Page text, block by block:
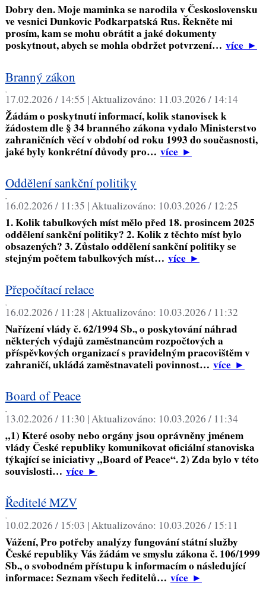
Dobry den. Moje maminka se narodila v Československu
ve vesnici Dunkovic Podkarpatská Rus. Řekněte mi
prosím, kam se mohu obrátit a jaké dokumenty
poskytnout, abych se mohla obdržet potvrzení… více►
Branný zákon
,
17.02.2026 / 14:55 |Aktualizováno: 11.03.2026 / 14:14
Žádám o poskytnutí informací, kolik stanovisek k
žádostem dle § 34 branného zákona vydalo Ministerstvo
zahraničních věcí v období od roku 1993 do současnosti,
jaké byly konkrétní důvody pro… více►
Oddělení sankční politiky
,
16.02.2026 / 11:35 |Aktualizováno: 10.03.2026 / 12:25
1. Kolik tabulkových míst mělo před 18. prosincem 2025
oddělení sankční politiky? 2. Kolik z těchto míst bylo
obsazených? 3. Zůstalo oddělení sankční politiky se
stejným počtem tabulkových míst… více►
Přepočítací relace
,
16.02.2026 / 11:28 |Aktualizováno: 10.03.2026 / 11:32
Nařízení vlády č. 62/1994 Sb., o poskytování náhrad
některých výdajů zaměstnancům rozpočtových a
příspěvkových organizací s pravidelným pracovištěm v
zahraničí, ukládá zaměstnavateli povinnost… více►
Board of Peace
,
13.02.2026 / 11:30 |Aktualizováno: 10.03.2026 / 11:34
„1) Které osoby nebo orgány jsou oprávněny jménem
vlády České republiky komunikovat oficiální stanoviska
týkající se iniciativy „Board of Peace“. 2) Zda bylo v této
souvislosti… více►
Ředitelé MZV
,
10.02.2026 / 15:03 |Aktualizováno: 10.03.2026 / 15:11
Vážení, Pro potřeby analýzy fungování státní služby
České republiky Vás žádám ve smyslu zákona č. 106/1999
Sb., o svobodném přístupu k informacím o následující
informace: Seznam všech ředitelů… více►